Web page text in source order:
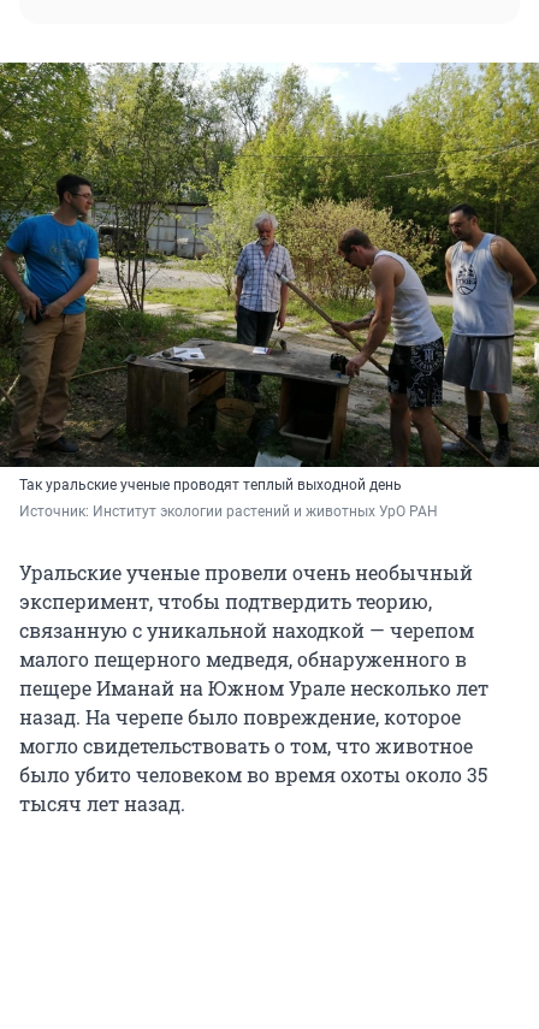
Так уральские ученые проводят теплый выходной день
Источник: Институт экологии растений и животных УрО РАН
Уральские ученые провели очень необычный
эксперимент, чтобы подтвердить теорию,
связанную с уникальной находкой — черепом
малого пещерного медведя, обнаруженного в
пещере Иманай на Южном Урале несколько лет
назад. На черепе было повреждение, которое
могло свидетельствовать о том, что животное
было убито человеком во время охоты около 35
тысяч лет назад.